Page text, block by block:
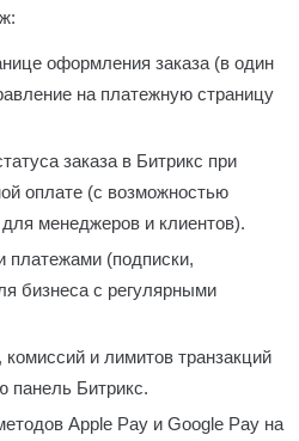
оформления заказа (в один
на платежную страницу
заказа в Битрикс при
оплате (с возможностью
менеджеров и клиентов).
платежами (подписки,
бизнеса с регулярными
комиссий и лимитов транзакций
панель Битрикс.
Apple Pay и Google Pay на